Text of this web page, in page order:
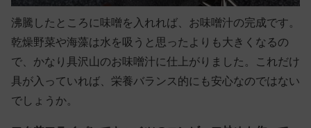
沸騰したところに味噌を入れれば、お味噌汁の完成です。
乾燥野菜や海藻は水を吸うと思ったよりも大きくなるの
で、かなり具沢山のお味噌汁に仕上がりました。これだけ
具が入っていれば、栄養バランス的にも安心なのではない
でしょうか。